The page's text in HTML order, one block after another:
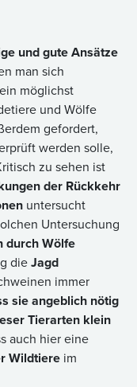
und gute Ansätze
man sich
möglichst
und Wölfe
gefordert,
werden solle,
zu sehen ist
der Rückkehr
untersucht
Untersuchung
durch Wölfe
dieJagd
immer
sie angeblich nötig
Tierarten klein
auch hier eine
Wildtiere im